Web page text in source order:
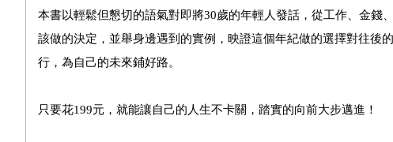
本書以輕鬆但懇切的語氣對即將30歲的年輕人發話，從工作、金錢
該做的決定，並舉身邊遇到的實例，映證這個年紀做的選擇對往後
行，為自己的未來鋪好路。
只要花199元，就能讓自己的人生不卡關，踏實的向前大步邁進！